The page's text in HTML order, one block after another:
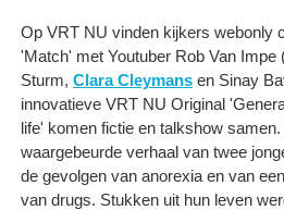
Op VRT NU vinden kijkers webonly
'Match' met Youtuber Rob Van Impe
Sturm, Clara Cleymans en Sinay
innovatieve VRT NU Original
life' komen fictie en talkshow
waargebeurde verhaal van twee
de gevolgen van anorexia en van
van drugs. Stukken uit hun leven